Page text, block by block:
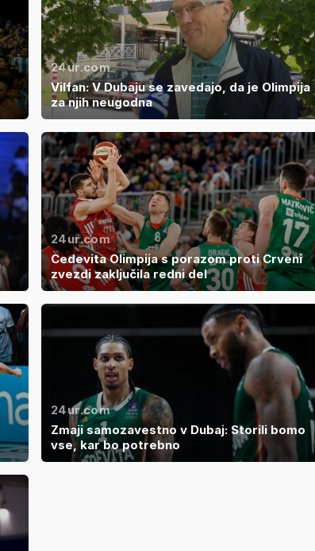
24ur.com
Vilfan: V Dubaju se zavedajo, da je Olimpija
za njih neugodna
24ur.com
Cedevita Olimpija s porazom proti Crveni
zvezdi zaključila redni del
24ur.com
Zmaji samozavestno v Dubaj: Storili bomo
vse, kar bo potrebno